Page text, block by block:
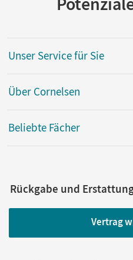
Unser Service für Sie
Über Cornelsen
Beliebte Fächer
Rückgabe und
Vertrag